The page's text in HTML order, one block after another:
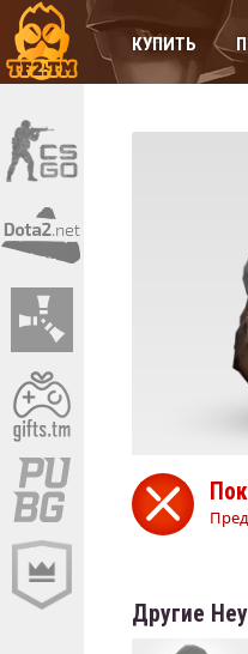
КУПИТЬ
Другие